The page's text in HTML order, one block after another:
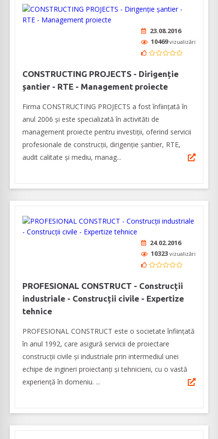
23.08.2016
10469vizualizări
CONSTRUCTING PROJECTS - Dirigenție
șantier - RTE - Management proiecte
Firma CONSTRUCTING PROJECTS a fost înființată în
anul 2006 și este specializată în activităti de
management proiecte pentru investiții, oferind servicii
profesionale de construcții, dirigenție șantier, RTE,
audit calitate și mediu, manag...
24.02.2016
10323 vizualizări
PROFESIONAL CONSTRUCT - Construcții
industriale - Construcții civile - Expertize
tehnice
PROFESIONAL CONSTRUCT este o societate înființată
în anul 1992, care asigură servicii de proiectare
construcții civile și industriale prin intermediul unei
echipe de ingineri proiectanți și tehnicieni, cu o vastă
experiență în domeniu. ...